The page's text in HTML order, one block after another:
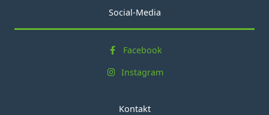
Social-Media
Facebook
Instagram
Kontakt